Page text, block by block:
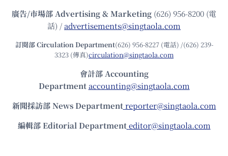
廣告/市場部Advertising & Marketing (626) 956-8200 (電
話) /advertisements@singtaola.com
訂閱部 Circulation Department(626) 956-8227 (電話) /(626) 239-
3323 (傳真)circulation@singtaola.com
會計部 Accounting
Department accounting@singtaola.com
新聞採訪部 News Department reporter@singtaola.com
編輯部 Editorial Department editor@singtaola.com